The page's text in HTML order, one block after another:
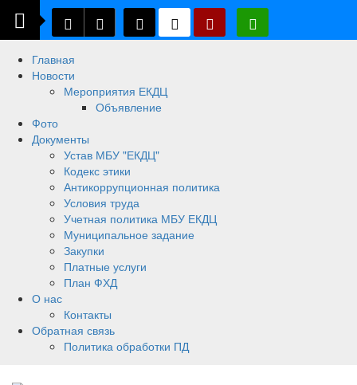
Главная
Новости
Мероприятия ЕКДЦ
Объявление
Фото
Документы
Устав МБУ "ЕКДЦ"
Кодекс этики
Антикоррупционная политика
Условия труда
Учетная политика МБУ ЕКДЦ
Муниципальное задание
Закупки
Платные услуги
План ФХД
О нас
Контакты
Обратная связь
Политика обработки ПД